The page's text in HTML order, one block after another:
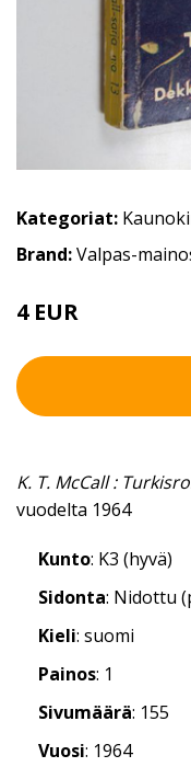
Kategoriat:
Brand:Valpas-
4 EUR
K. T. McCall :
vuodelta 1964
Kunto: K3 (hyvä)
Sidonta: Nidottu
Kieli: suomi
Painos: 1
Sivumäärä: 155
Vuosi: 1964